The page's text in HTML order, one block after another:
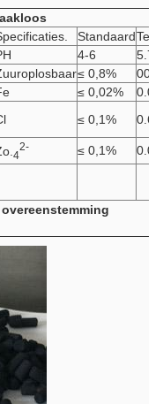
Standaard
4-6
5.75
≤ 0,8%
≤ 0,02%
≤ 0,1%
4
2- ≤ 0,1%